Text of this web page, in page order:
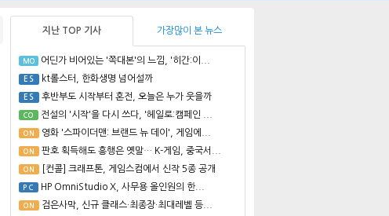
지난 TOP 기사 가장많이 본 뉴스
MO 어딘가 비어있는 '쪽대본'의 느낌, '히간:이...
ES kt롤스터, 한화생명 넘어설까
ES 후반부도 시작부터 혼전, 오늘은 누가 웃을까
CO 전설의 '시작'을 다시 쓰다, '헤일로:캠페인 ...
ON 영화 '스파이더맨: 브랜드 뉴 데이', 게임에...
ON 판호 획득해도 흥행은 옛말… K-게임, 중국서...
ON [컨콜] 크래프톤, 게임스컴에서 신작 5종 공개
PC HP OmniStudio X, 사무용 올인원의 한...
ON 검은사막, 신규 클래스·최종장·최대레벨 등...